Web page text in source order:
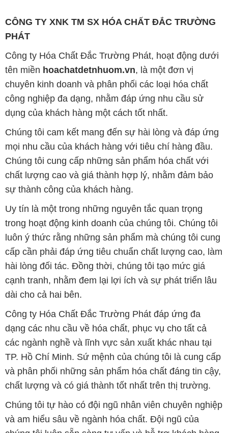
CÔNG TY XNK TM SX HÓA CHẤT ĐẮC TRƯỜNG
PHÁT
Công ty Hóa Chất Đắc Trường Phát, hoạt động dưới
tên miền hoachatdetnhuom.vn, là một đơn vị
chuyên kinh doanh và phân phối các loại hóa chất
công nghiệp đa dạng, nhằm đáp ứng nhu cầu sử
dụng của khách hàng một cách tốt nhất.
Chúng tôi cam kết mang đến sự hài lòng và đáp ứng
mọi nhu cầu của khách hàng với tiêu chí hàng đầu.
Chúng tôi cung cấp những sản phẩm hóa chất với
chất lượng cao và giá thành hợp lý, nhằm đảm bảo
sự thành công của khách hàng.
Uy tín là một trong những nguyên tắc quan trọng
trong hoạt động kinh doanh của chúng tôi. Chúng tôi
luôn ý thức rằng những sản phẩm mà chúng tôi cung
cấp cần phải đáp ứng tiêu chuẩn chất lượng cao, làm
hài lòng đối tác. Đồng thời, chúng tôi tạo mức giá
cạnh tranh, nhằm đem lại lợi ích và sự phát triển lâu
dài cho cả hai bên.
Công ty Hóa Chất Đắc Trường Phát đáp ứng đa
dạng các nhu cầu về hóa chất, phục vụ cho tất cả
các ngành nghề và lĩnh vực sản xuất khác nhau tại
TP. Hồ Chí Minh. Sứ mệnh của chúng tôi là cung cấp
và phân phối những sản phẩm hóa chất đáng tin cậy,
chất lượng và có giá thành tốt nhất trên thị trường.
Chúng tôi tự hào có đội ngũ nhân viên chuyên nghiệp
và am hiểu sâu về ngành hóa chất. Đội ngũ của